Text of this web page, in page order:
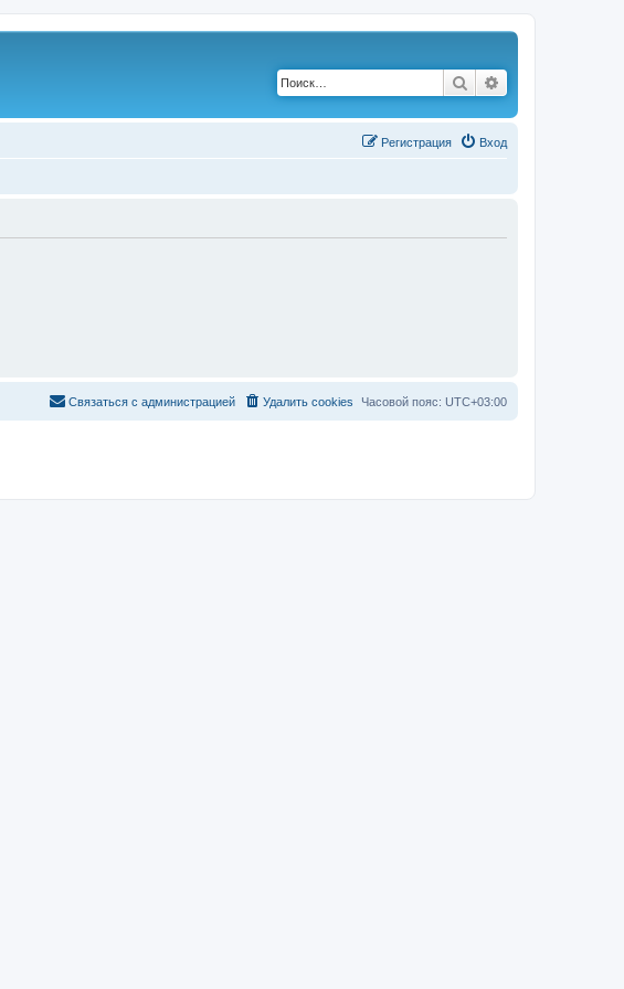
Поиск
Вход
Регистрация
Часовой пояс: UTC+03:00
Удалить cookies
Связаться с администрацией